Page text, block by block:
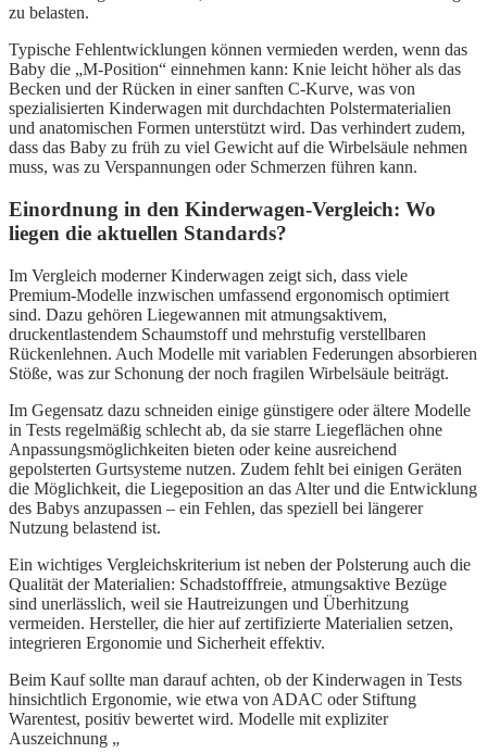
zu belasten.
Typische Fehlentwicklungen können vermieden werden, wenn das
Baby die „M-Position“ einnehmen kann: Knie leicht höher als das
Becken und der Rücken in einer sanften C-Kurve, was von
spezialisierten Kinderwagen mit durchdachten Polstermaterialien
und anatomischen Formen unterstützt wird. Das verhindert zudem,
dass das Baby zu früh zu viel Gewicht auf die Wirbelsäule nehmen
muss, was zu Verspannungen oder Schmerzen führen kann.
Einordnung in den Kinderwagen-Vergleich: Wo
liegen die aktuellen Standards?
Im Vergleich moderner Kinderwagen zeigt sich, dass viele
Premium-Modelle inzwischen umfassend ergonomisch optimiert
sind. Dazu gehören Liegewannen mit atmungsaktivem,
druckentlastendem Schaumstoff und mehrstufig verstellbaren
Rückenlehnen. Auch Modelle mit variablen Federungen absorbieren
Stöße, was zur Schonung der noch fragilen Wirbelsäule beiträgt.
Im Gegensatz dazu schneiden einige günstigere oder ältere Modelle
in Tests regelmäßig schlecht ab, da sie starre Liegeflächen ohne
Anpassungsmöglichkeiten bieten oder keine ausreichend
gepolsterten Gurtsysteme nutzen. Zudem fehlt bei einigen Geräten
die Möglichkeit, die Liegeposition an das Alter und die Entwicklung
des Babys anzupassen – ein Fehlen, das speziell bei längerer
Nutzung belastend ist.
Ein wichtiges Vergleichskriterium ist neben der Polsterung auch die
Qualität der Materialien: Schadstofffreie, atmungsaktive Bezüge
sind unerlässlich, weil sie Hautreizungen und Überhitzung
vermeiden. Hersteller, die hier auf zertifizierte Materialien setzen,
integrieren Ergonomie und Sicherheit effektiv.
Beim Kauf sollte man darauf achten, ob der Kinderwagen in Tests
hinsichtlich Ergonomie, wie etwa von ADAC oder Stiftung
Warentest, positiv bewertet wird. Modelle mit expliziter
Auszeichnung „